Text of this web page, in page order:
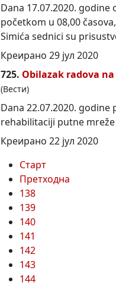
Dana 17.07.2020.
početkom u 08,00
Simića sednici su
Креирано 29 јул 2020
725. Obilazak radova
(Вести)
Dana 22.07.2020.
rehabilitaciji putne
Креирано 22 јул 2020
Старт
Претходна
138
139
140
141
142
143
144